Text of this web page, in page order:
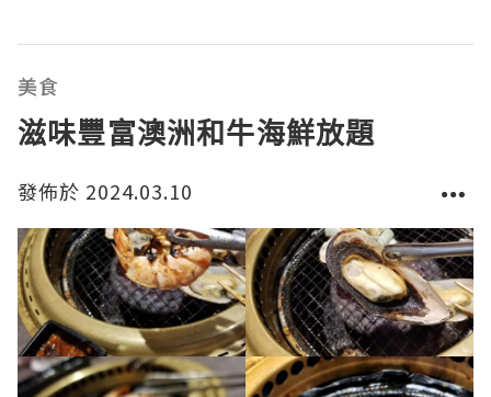
飲返碗湯先，嘩個湯勁鮮甜勁香椰青味💯💯椰子雞煲原
來係咁整㗎 😎😎啲雞又嫩滑又甜 ，連豉油都唔使點💯
真係正呀👍👍
美食
滋味豐富澳洲和牛海鮮放題
發佈於 2024.03.10